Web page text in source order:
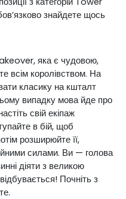
знайдете щось
яка є чудовою,
всім королівством. На
класику на кшталт
випадку мова йде про
свій екіпаж
в бій, щоб
розширюйте її,
силами. Ви — голова
діяти з великою
Почніть з